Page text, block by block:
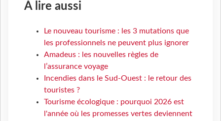
À lire aussi
Le nouveau tourisme : les 3 mutations que
les professionnels ne peuvent plus ignorer
Amadeus : les nouvelles règles de
l’assurance voyage
Incendies dans le Sud-Ouest : le retour des
touristes ?
Tourisme écologique : pourquoi 2026 est
l'année où les promesses vertes deviennent